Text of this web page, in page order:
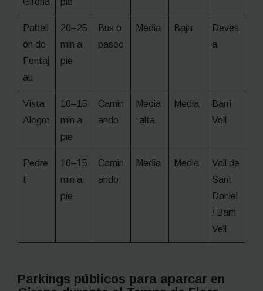
Pabell
ón de
Fontaj
au
20–25
min a
pie
Bus o
paseo
Media Baja
Deves
a
Vista
Alegre
10–15
min a
pie
Camin
ando
Media
-alta
Media
Barri
Vell
Pedre
t
10–15
min a
pie
Camin
ando
Media Media
Vall de
Sant
Daniel
/ Barri
Vell
Parkings públicos para aparcar en